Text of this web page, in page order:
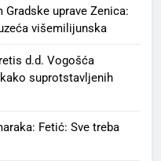
Gradske uprave Zenica:
višemilijunska
d.d. Vogošća
suprotstavljenih
Fetić: Sve treba